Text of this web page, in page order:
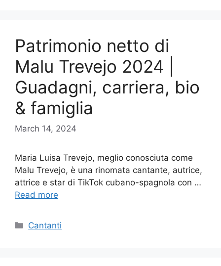
Patrimonio netto di
Malu Trevejo 2024 |
Guadagni, carriera, bio
& famiglia
March 14, 2024
Maria Luisa Trevejo, meglio conosciuta come
Malu Trevejo, è una rinomata cantante, autrice,
attrice e star di TikTok cubano-spagnola con …
Read more
Categories
Cantanti